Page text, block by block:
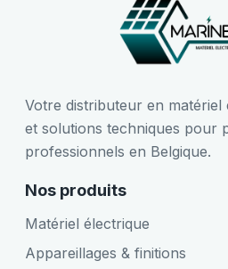
Votre distributeur en matériel
et solutions techniques pour
professionnels en Belgique.
Nos produits
Matériel électrique
Appareillages & finitions